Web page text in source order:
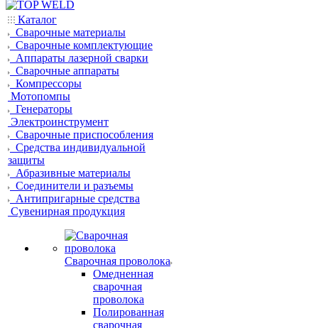
Каталог
Сварочные материалы
Сварочные комплектующие
Аппараты лазерной сварки
Сварочные аппараты
Компрессоры
Мотопомпы
Генераторы
Электроинструмент
Сварочные приспособления
Средства индивидуальной
защиты
Абразивные материалы
Соединители и разъемы
Антипригарные средства
Сувенирная продукция
Сварочная проволока
Омедненная
сварочная
проволока
Полированная
сварочная